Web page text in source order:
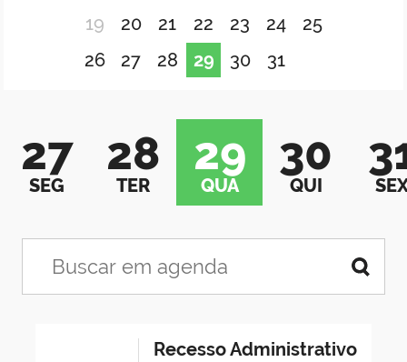
19
20 21 22 23 24
25
26
27 28 29 30 31
27
SEG
28
TER
29
QUA
30
QUI
Recesso Administrativo